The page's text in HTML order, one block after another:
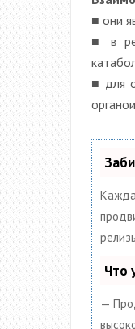
■ они
■ в
■ для
Что
—